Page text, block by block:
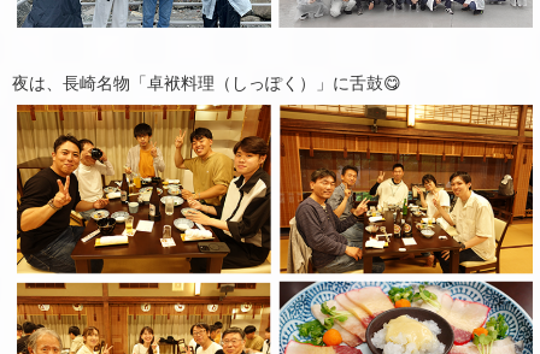
夜は、長崎名物「卓袱料理（しっぽく）」に舌鼓😋